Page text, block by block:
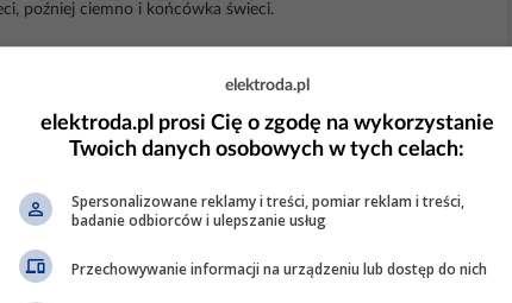
poźniej ciemno i końcówka świeci.
Wyświetleń: 78939
elektroda.pl
elektroda.pl prosi Cię o zgodę na wykorzystanie
Twoich danych osobowych w tych celach:
Spersonalizowane reklamy i treści, pomiar reklam i treści,
badanie odbiorców i ulepszanie usług
Przechowywanie informacji na urządzeniu lub dostęp do nich